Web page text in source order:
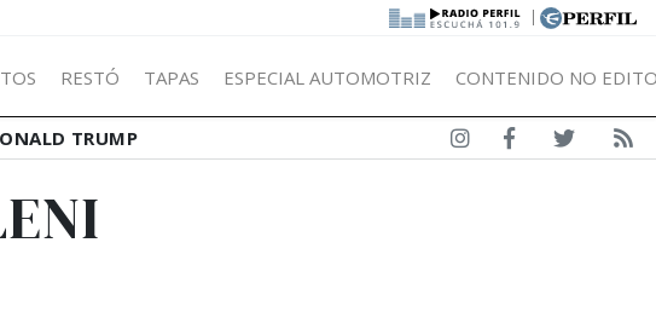
|
RESTÓ TAPAS ESPECIAL AUTOMOTRIZ CONTENIDO NO
TRUMP